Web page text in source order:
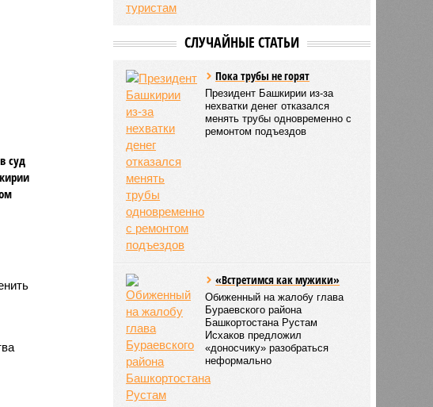
суд
СЛУЧАЙНЫЕ СТАТЬИ
Пока трубы не горят
Президент Башкирии из-за
нехватки денег отказался
менять трубы одновременно с
ремонтом подъездов
«Встретимся как мужики»
Обиженный на жалобу глава
Бураевского района
Башкортостана Рустам
Исхаков предложил
«доносчику» разобраться
неформально